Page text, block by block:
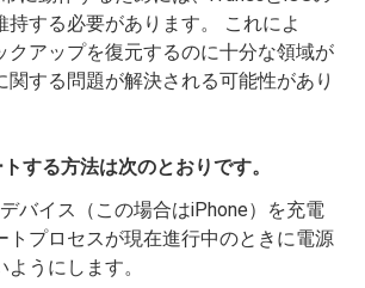
持する必要があります。 これによ
クアップを復元するのに十分な領域が
関する問題が解決される可能性があり
する方法は次のとおりです。
バイス（この場合はiPhone）を充電
トプロセスが現在進行中のときに電源
うにします。